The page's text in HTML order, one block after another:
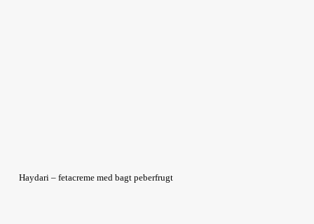
Haydari – fetacreme med bagt peberfrugt